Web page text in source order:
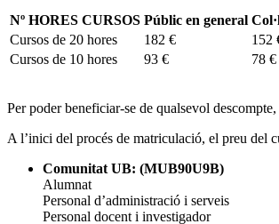
Nº HORES CURSOS Públic en general
Cursos de 20 hores
182 €
152
Cursos de 10 hores
93 € 78 €
Per poder beneficiar-se de qualsevol
A l’inici del procés de matriculació, el preu del
Comunitat UB: (MUB90U9B)
Alumnat
Personal d’administració i serveis
Personal docent i investigador